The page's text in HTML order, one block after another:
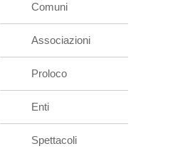
Comuni
Associazioni
Proloco
Enti
Spettacoli